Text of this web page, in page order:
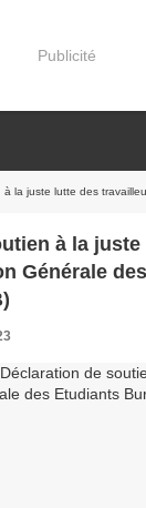
Publicité
lutte des travailleurs - Union
à la
Générale